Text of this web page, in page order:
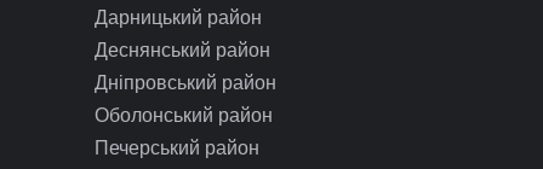
Дарницький район
Деснянський район
Дніпровський район
Оболонський район
Печерський район